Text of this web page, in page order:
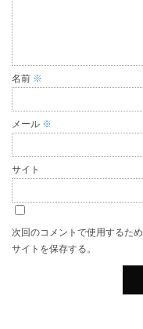
名前 ※
メール ※
サイト
次回のコメントで使用するた
サイトを保存する。